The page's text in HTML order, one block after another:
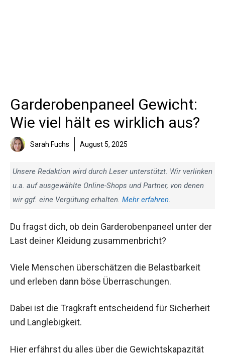
Garderobenpaneel Gewicht:
Wie viel hält es wirklich aus?
Sarah Fuchs August 5, 2025
Unsere Redaktion wird durch Leser unterstützt. Wir verlinken
u.a. auf ausgewählte Online-Shops und Partner, von denen
wir ggf. eine Vergütung erhalten. Mehr erfahren.
Du fragst dich, ob dein Garderobenpaneel unter der
Last deiner Kleidung zusammenbricht?
Viele Menschen überschätzen die Belastbarkeit
und erleben dann böse Überraschungen.
Dabei ist die Tragkraft entscheidend für Sicherheit
und Langlebigkeit.
Hier erfährst du alles über die Gewichtskapazität